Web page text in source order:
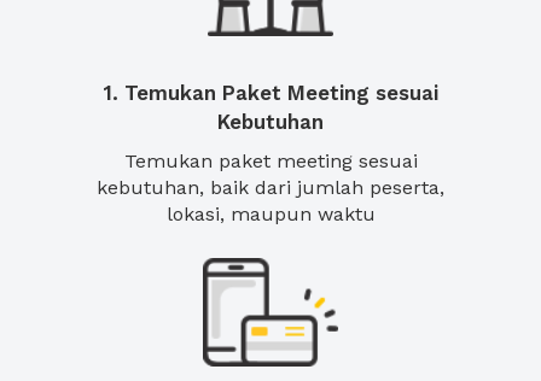
1. Temukan Paket Meeting sesuai
Kebutuhan
Temukan paket meeting sesuai
kebutuhan, baik dari jumlah peserta,
lokasi, maupun waktu